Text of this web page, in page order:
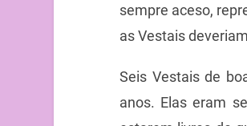
sempre aceso,
as Vestais
Seis Vestais de
anos. Elas eram